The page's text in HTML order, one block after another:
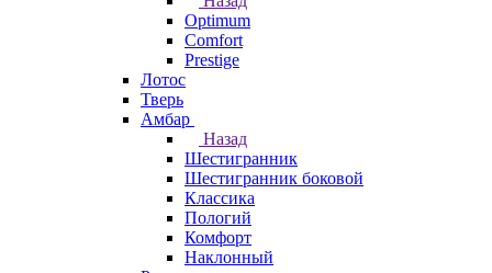
Optimum
Comfort
Prestige
Лотос
Тверь
Амбар
Назад
Шестигранник
Шестигранник боковой
Классика
Пологий
Комфорт
Наклонный